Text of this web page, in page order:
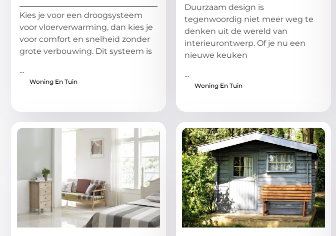
Kies je voor een droogsysteem
voor vloerverwarming, dan kies je
voor comfort en snelheid zonder
grote verbouwing. Dit systeem is
...
Woning En Tuin
Duurzaam design is
tegenwoordig niet meer weg te
denken uit de wereld van
interieurontwerp. Of je nu een
nieuwe keuken
...
Woning En Tuin